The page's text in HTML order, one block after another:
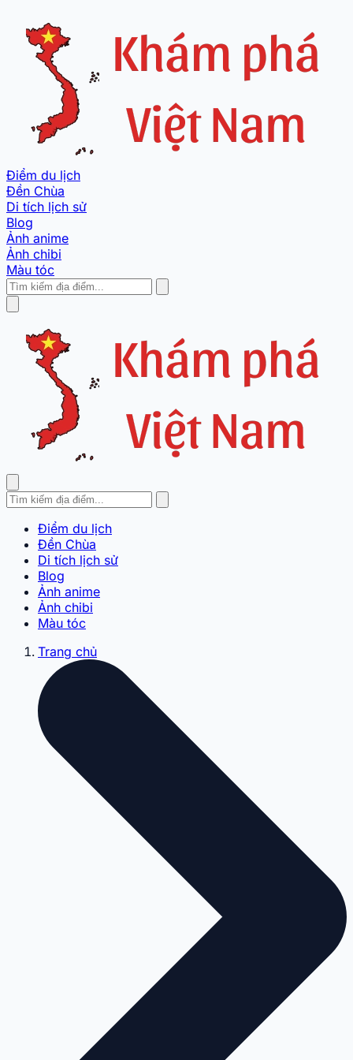
Điểm du lịch
Đền Chùa
Di tích lịch sử
Blog
Ảnh anime
Ảnh chibi
Màu tóc
Điểm du lịch
Đền Chùa
Di tích lịch sử
Blog
Ảnh anime
Ảnh chibi
Màu tóc
Trang chủ